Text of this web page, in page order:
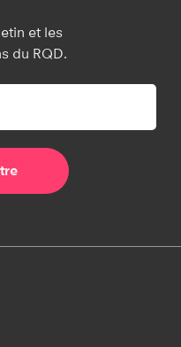
et les
du RQD.